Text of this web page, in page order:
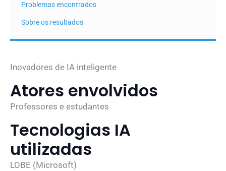
Problemas encontrados
Sobre os resultados
Inovadores de IA inteligente
Atores envolvidos
Professores e estudantes
Tecnologias IA
utilizadas
LOBE (Microsoft)